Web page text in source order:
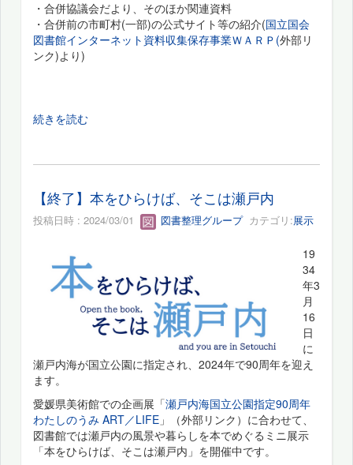
・合併協議会だより、そのほか関連資料
・合併前の市町村(一部)の公式サイト等の紹介(国立国会
図書館インターネット資料収集保存事業ＷＡＲＰ(外部リ
ンク)より)
続きを読む
【終了】本をひらけば、そこは瀬戸内
投稿日時 : 2024/03/01 図書整理グループカテゴリ:展示
19
34
年3
月
16
日
に
瀬戸内海が国立公園に指定され、2024年で90周年を迎え
ます。
愛媛県美術館での企画展「瀬戸内海国立公園指定90周年
わたしのうみ ART／LIFE 」（外部リンク）に合わせて、
図書館では瀬戸内の風景や暮らしを本でめぐるミニ展示
「本をひらけば、そこは瀬戸内」を開催中です。